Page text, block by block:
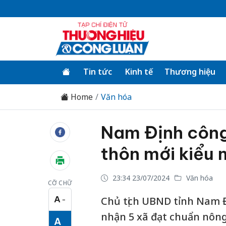
Tin tức Kinh tế Thương hiệu
Home Văn hóa
CỠ CHỮ
A −
Cỡ chữ nhỏ
A
Nam Định
thôn mới kiểu
23:34 23/07/2024 Văn hóa
Chủ tịch UBND tỉnh Nam
nhận 5 xã đạt chuẩn